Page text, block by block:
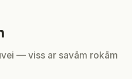
— viss ar savām rokām